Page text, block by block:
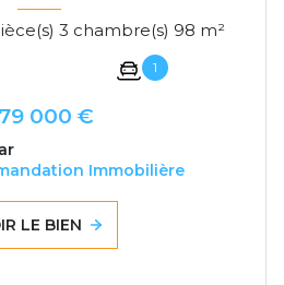
Appartement 4 pièce(s) 3 chambre(s) 98 m²
1
000 €
Immobilière
LE BIEN